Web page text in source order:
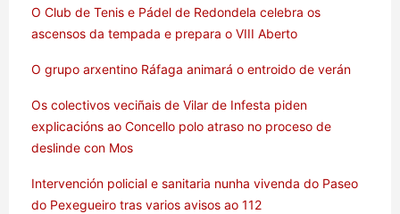
O Club de Tenis e Pádel de Redondela celebra os
ascensos da tempada e prepara o VIII Aberto
O grupo arxentino Ráfaga animará o entroido de verán
Os colectivos veciñais de Vilar de Infesta piden
explicacións ao Concello polo atraso no proceso de
deslinde con Mos
Intervención policial e sanitaria nunha vivenda do Paseo
do Pexegueiro tras varios avisos ao 112